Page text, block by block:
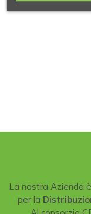
La nostra Azienda
per la